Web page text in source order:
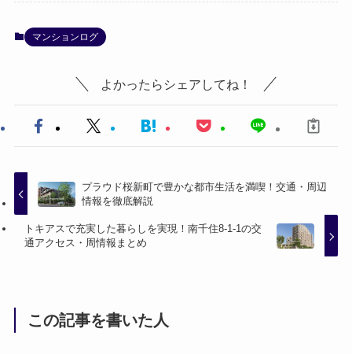
マンションログ
よかったらシェアしてね！
プラウド桜新町で豊かな都市生活を満喫！交通・周辺
情報を徹底解説
トキアスで充実した暮らしを実現！南千住8-1-1の交
通アクセス・周情報まとめ
この記事を書いた人